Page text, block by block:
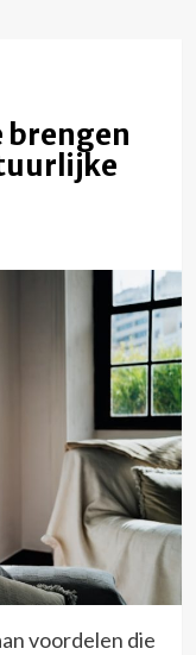
voordelen die